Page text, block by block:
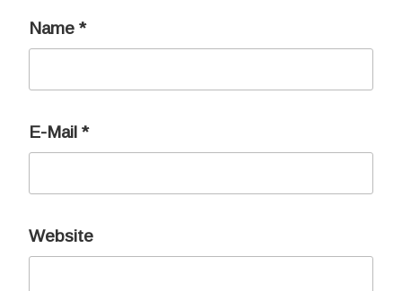
Name *
E-Mail *
Website